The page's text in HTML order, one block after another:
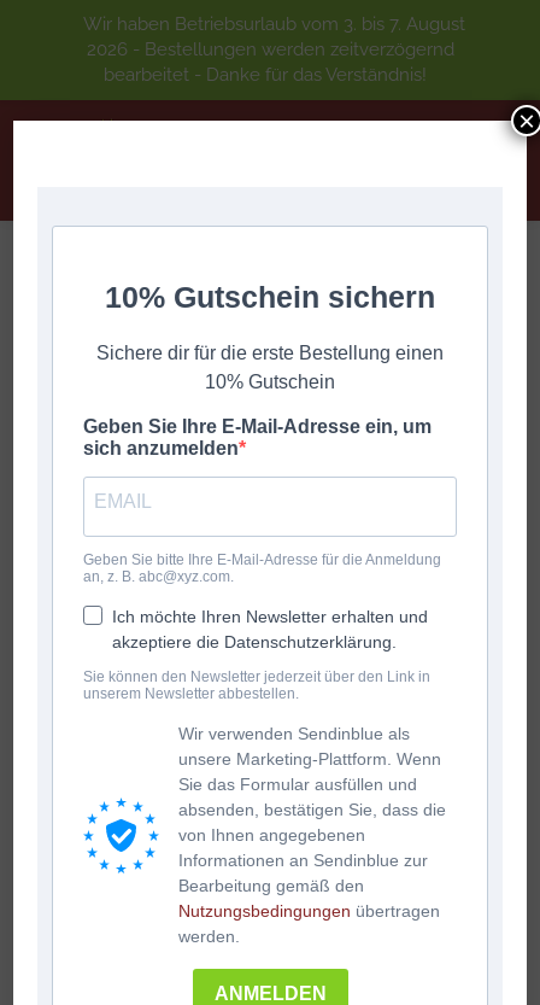
VON DER HOHEN ALM
DIGITALE GRIFFSCHRIFT A-Z VON DER HOHEN ALM
Wir haben Betriebsurlaub vom 3. bis 7. August
2026 - Bestellungen werden zeitverzögernd
bearbeitet - Danke für das Verständnis!
10% Gutschein sichern
Sichere dir für die erste Bestellung einen
10% Gutschein
Geben Sie Ihre E-Mail-Adresse ein, um
sich anzumelden
Geben Sie bitte Ihre E-Mail-Adresse für die Anmeldung
an, z. B. abc@xyz.com.
Ich möchte Ihren Newsletter erhalten und
akzeptiere die Datenschutzerklärung.
Sie können den Newsletter jederzeit über den Link in
unserem Newsletter abbestellen.
Wir verwenden Sendinblue als
unsere Marketing-Plattform. Wenn
Sie das Formular ausfüllen und
absenden, bestätigen Sie, dass die
von Ihnen angegebenen
Informationen an Sendinblue zur
Bearbeitung gemäß den
Nutzungsbedingungen übertragen
werden.
ANMELDEN
×